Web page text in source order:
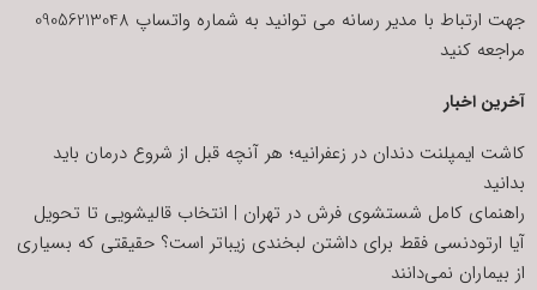
جهت ارتباط با مدیر رسانه می توانید به شماره واتساپ 09056213048
مراجعه کنید
آخرین اخبار
کاشت ایمپلنت دندان در زعفرانیه؛ هر آنچه قبل از شروع درمان باید
بدانید
راهنمای کامل شستشوی فرش در تهران | انتخاب قالیشویی تا تحویل
آیا ارتودنسی فقط برای داشتن لبخندی زیباتر است؟ حقیقتی که بسیاری
از بیماران نمی‌دانند